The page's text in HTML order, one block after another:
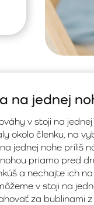
na jednej
v stoji na
okolo členku, na
jednej nohe príliš
priamo pred
a nechajte ich
v stoji na
za bublinami